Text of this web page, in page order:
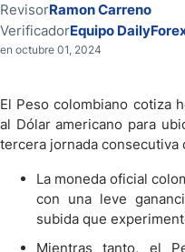
RevisorRamon Carreno
VerificadorEquipo
en octubre 01, 2024
El Peso colombiano cotiza
al Dólar americano para
tercera jornada consecutiva
La moneda oficial
con una leve
subida que
Mientras tanto, el